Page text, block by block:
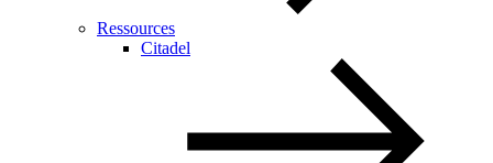
Ressources
Citadel